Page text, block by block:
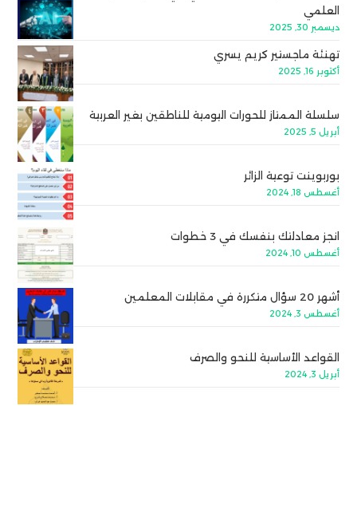
العلمي
ديسمبر 30, 2025
تهنئة ماجستير كريم يسري
أكتوبر 16, 2025
سلسلة الممتاز للحورات اليومية للناطقين بغير العربية
أبريل 5, 2025
بوربوينت توعية الزائر
أغسطس 18, 2024
انجز معادلتك بنفسك في 3 خطوات
أغسطس 10, 2024
أشهر 20 سؤال متكررة في مقابلات المعلمين
أغسطس 3, 2024
القواعد الأساسية للنحو والصرف
أبريل 3, 2024